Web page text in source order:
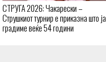
СТРУГА 2026: Чакарески –
Струшкиот турнир е приказна што ја
градиме веќе 54 години